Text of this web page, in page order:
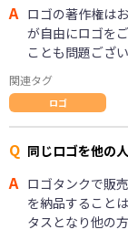
A ロゴの著作権は
が自由にロゴを
ことも問題ござ
関連タグ
ロゴ
Q 同じロゴを他の
A ロゴタンクで販
を納品すること
タスとなり他の